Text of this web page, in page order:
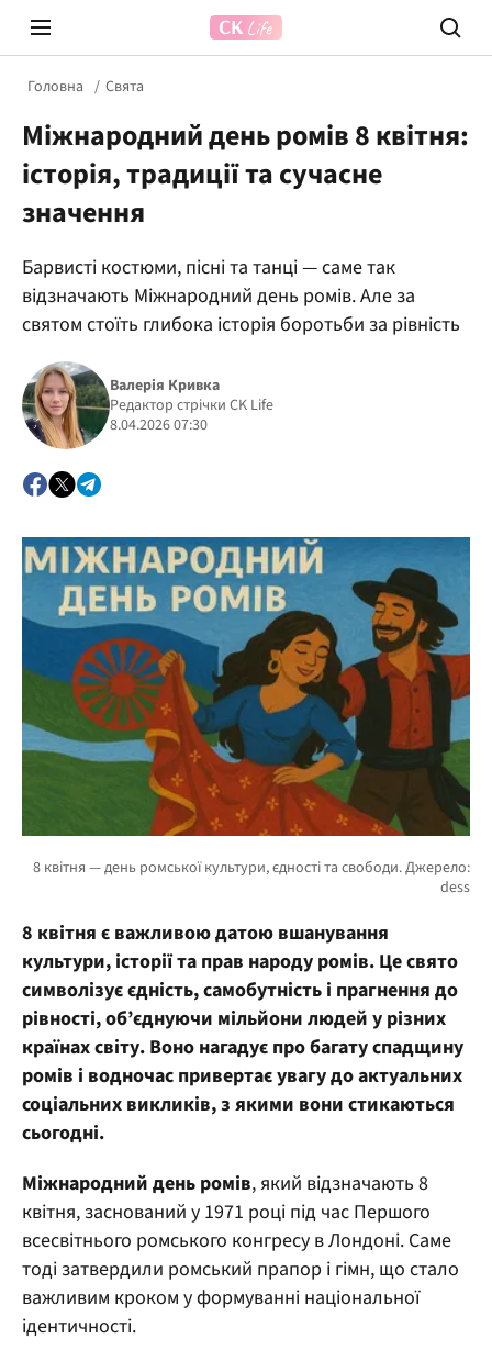
Prosecco Time
Головна Свята
Міжнародний день ромів 8 квітня:
історія, традиції та сучасне
значення
Барвисті костюми, пісні та танці — саме так
відзначають Міжнародний день ромів. Але за
святом стоїть глибока історія боротьби за рівність
Валерія Кривка
Редактор стрічки CK Life
8.04.2026 07:30
8 квітня є важливою датою вшанування
культури, історії та прав народу ромів. Це свято
символізує єдність, самобутність і прагнення до
рівності, об’єднуючи мільйони людей у різних
країнах світу. Воно нагадує про багату спадщину
ромів і водночас привертає увагу до актуальних
соціальних викликів, з якими вони стикаються
сьогодні.
Міжнародний день ромів, який відзначають 8
квітня, заснований у 1971 році під час Першого
всесвітнього ромського конгресу в Лондоні. Саме
тоді затвердили ромський прапор і гімн, що стало
важливим кроком у формуванні національної
ідентичності.